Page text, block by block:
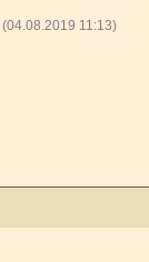
(04.08.2019 11:13)